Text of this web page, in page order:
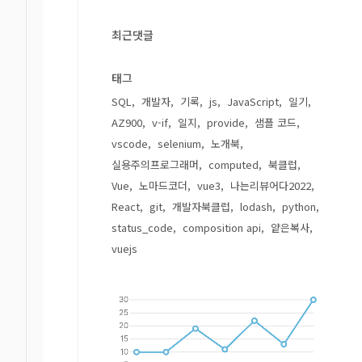
최근댓글
태그
SQL 개발자 기록 js JavaScript
일기
AZ900
v-if 일지 provide
샘플 코드
vscode
selenium
노개북
실용주의프로그래머
computed
북클럽
Vue
노마드코더 vue3
나는리뷰어다2022
React
git 개발자북클럽 lodash
python
status_code
composition api
얕은복사
vuejs